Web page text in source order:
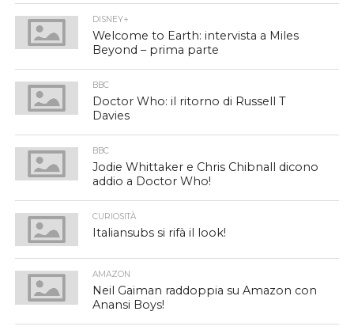
DISNEY+
Welcome to Earth: intervista a Miles
Beyond – prima parte
BBC
Doctor Who: il ritorno di Russell T
Davies
BBC
Jodie Whittaker e Chris Chibnall dicono
addio a Doctor Who!
CURIOSITÀ
Italiansubs si rifà il look!
AMAZON
Neil Gaiman raddoppia su Amazon con
Anansi Boys!